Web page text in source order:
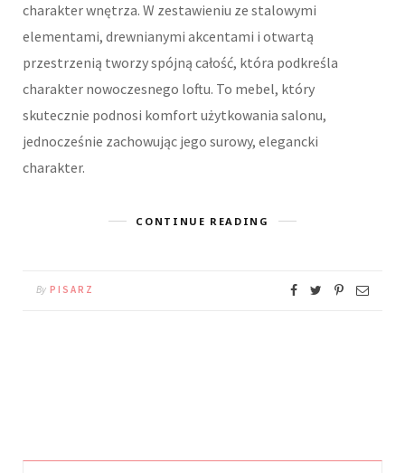
charakter wnętrza. W zestawieniu ze stalowymi
elementami, drewnianymi akcentami i otwartą
przestrzenią tworzy spójną całość, która podkreśla
charakter nowoczesnego loftu. To mebel, który
skutecznie podnosi komfort użytkowania salonu,
jednocześnie zachowując jego surowy, elegancki
charakter.
CONTINUE READING
By PISARZ